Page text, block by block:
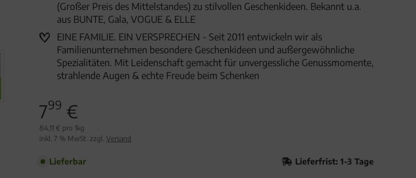
(Großer Preis des Mittelstandes) zu stilvollen Geschenkideen. Bekannt u.a.
aus BUNTE, Gala, VOGUE & ELLE
EINE FAMILIE. EIN VERSPRECHEN - Seit 2011 entwickeln wir als
Familienunternehmen besondere Geschenkideen und außergewöhnliche
Spezialitäten. Mit Leidenschaft gemacht für unvergessliche Genussmomente,
strahlende Augen & echte Freude beim Schenken
799 €
84,11 € pro 1kg
inkl. 7 % MwSt. zzgl. Versand
Lieferbar Lieferfrist: 1-3 Tage